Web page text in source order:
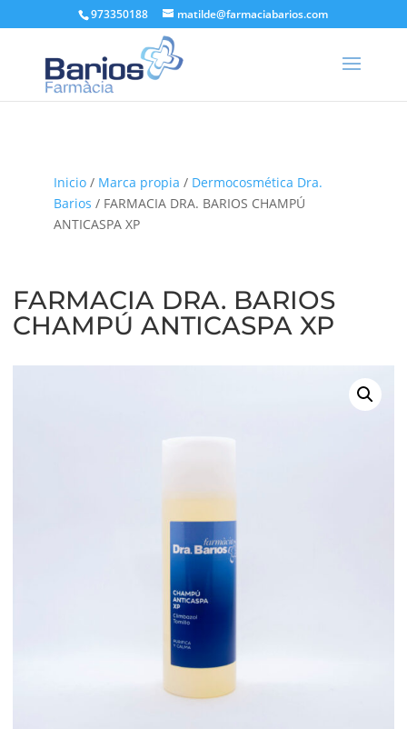
973350188 matilde@farmaciabarios.com
Inicio/ Marca propia / Dermocosmética Dra.
Barios / FARMACIA DRA. BARIOS CHAMPÚ
ANTICASPA XP
FARMACIA DRA. BARIOS
CHAMPÚ ANTICASPA XP